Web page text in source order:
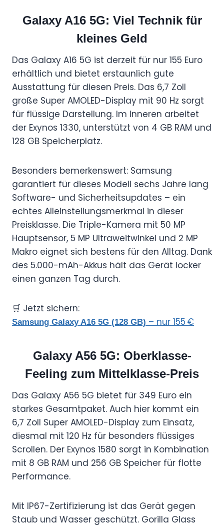
Galaxy A16 5G: Viel Technik für
kleines Geld
Das Galaxy A16 5G ist derzeit für nur 155 Euro
erhältlich und bietet erstaunlich gute
Ausstattung für diesen Preis. Das 6,7 Zoll
große Super AMOLED-Display mit 90 Hz sorgt
für flüssige Darstellung. Im Inneren arbeitet
der Exynos 1330, unterstützt von 4 GB RAM und
128 GB Speicherplatz.
Besonders bemerkenswert: Samsung
garantiert für dieses Modell sechs Jahre lang
Software- und Sicherheitsupdates – ein
echtes Alleinstellungsmerkmal in dieser
Preisklasse. Die Triple-Kamera mit 50 MP
Hauptsensor, 5 MP Ultraweitwinkel und 2 MP
Makro eignet sich bestens für den Alltag. Dank
des 5.000-mAh-Akkus hält das Gerät locker
einen ganzen Tag durch.
🛒 Jetzt sichern:
Samsung Galaxy A16 5G (128 GB) – nur 155 €
Galaxy A56 5G: Oberklasse-
Feeling zum Mittelklasse-Preis
Das Galaxy A56 5G bietet für 349 Euro ein
starkes Gesamtpaket. Auch hier kommt ein
6,7 Zoll Super AMOLED-Display zum Einsatz,
diesmal mit 120 Hz für besonders flüssiges
Scrollen. Der Exynos 1580 sorgt in Kombination
mit 8 GB RAM und 256 GB Speicher für flotte
Performance.
Mit IP67-Zertifizierung ist das Gerät gegen
Staub und Wasser geschützt. Gorilla Glass